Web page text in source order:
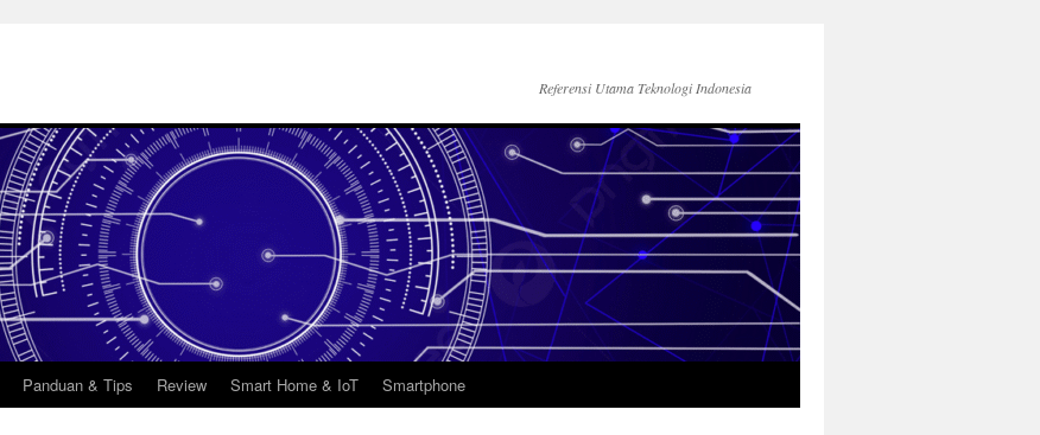
Referensi Utama Teknologi Indonesia
Panduan & Tips Review Smart Home & IoT Smartphone